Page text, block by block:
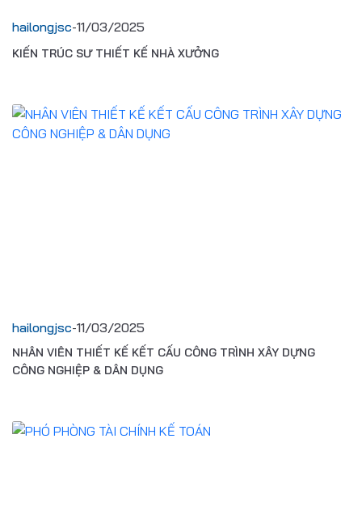
TƯ VẤN THIẾT KẾ
VẤN HOÀN THIỆN PHÁP LÝ DỰ ÁN XÂY DỰNG
KẾT CẤU THÉP
NĂNG LỰC SẢN XUẤT CONTAINER
hailongjsc-11/03/2025
KIẾN TRÚC SƯ THIẾT KẾ NHÀ XƯỞNG
hailongjsc-11/03/2025
NHÂN VIÊN THIẾT KẾ KẾT CẤU CÔNG TRÌNH XÂY DỰNG
CÔNG NGHIỆP & DÂN DỤNG